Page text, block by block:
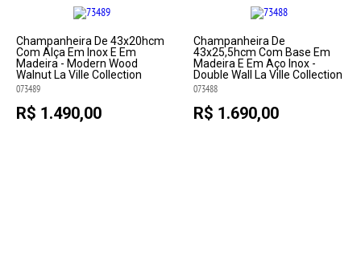
Champanheira De 43x20hcm
Com Alça Em Inox E Em
Madeira - Modern Wood
Walnut La Ville Collection
073489
R$ 1.490,00
Champanheira De
43x25,5hcm Com Base Em
Madeira E Em Aço Inox -
Double Wall La Ville Collection
073488
R$ 1.690,00